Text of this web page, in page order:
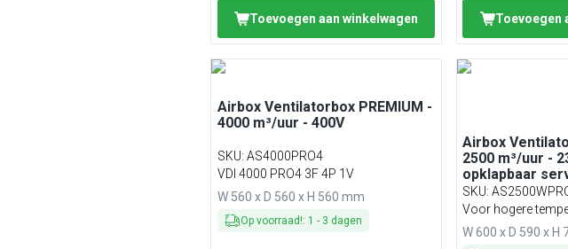
Toevoegen aan winkelwagen Toevoegen
Airbox Ventilatorbox PREMIUM -
4000 m³/uur - 400V
SKU: AS4000PRO4
VDI 4000 PRO4 3F 4P 1V
W 560 x D 560 x H 560 mm
Op voorraad!: 1 - 3 dagen
Airbox
2500 m³/uur -
opklapbaar
geschikt voor
SKU:
Voor hogere
W PRO 1F 2P 1V
W 600 x D 590 x H